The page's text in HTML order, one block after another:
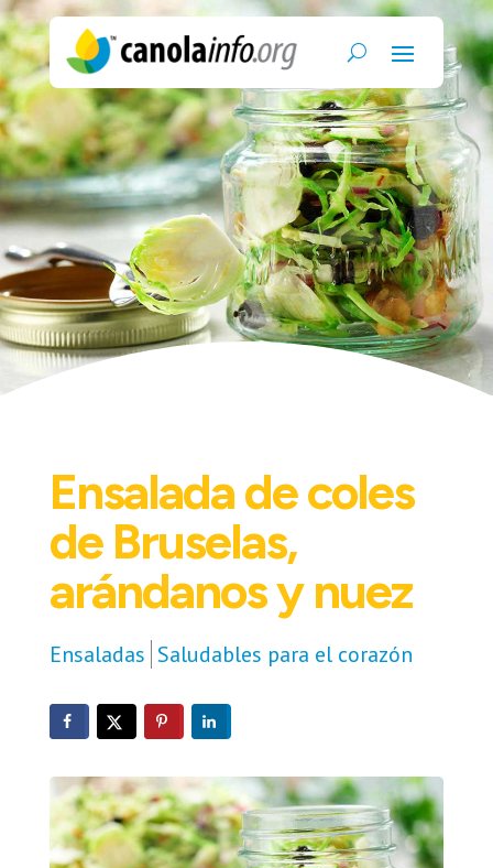
Ensalada de coles
de Bruselas,
arándanos y nuez
Ensaladas Saludables para el corazón